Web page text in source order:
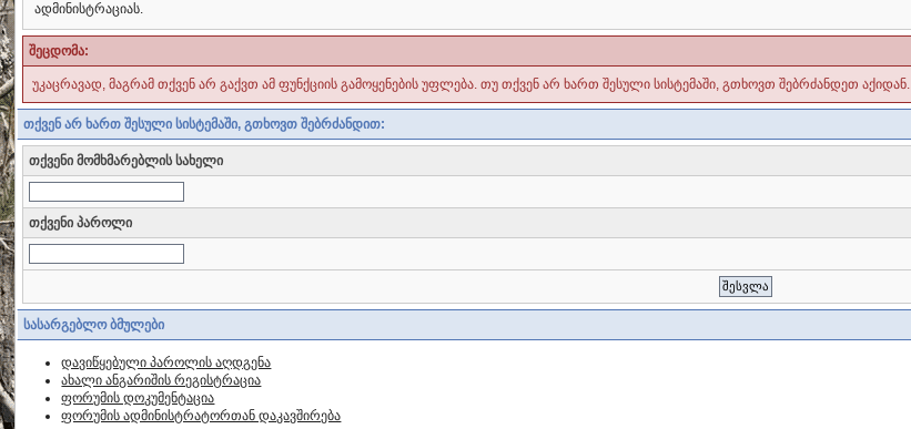
ადმინისტრაციას.
შეცდომა:
უკაცრავად, მაგრამ თქვენ არ გაქვთ ამ ფუნქციის გამოყენების უფლება. თუ თქვენ არ ხართ შესული სისტემაში, გთხოვთ შებრძანდეთ აქიდან.
თქვენ არ ხართ შესული სისტემაში, გთხოვთ შებრძანდით:
თქვენი მომხმარებლის სახელი
თქვენი პაროლი
სასარგებლო ბმულები
დავიწყებული პაროლის აღდგენა
ახალი ანგარიშის რეგისტრაცია
ფორუმის დოკუმენტაცია
ფორუმის ადმინისტრატორთან დაკავშირება